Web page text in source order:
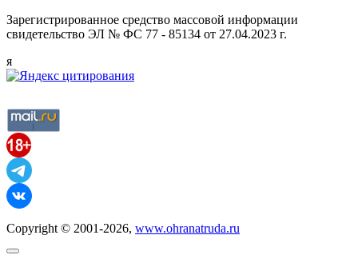
Зарегистрированное средство массовой информации
свидетельство ЭЛ № ФС 77 - 85134 от 27.04.2023 г.
я
Copyright © 2001-2026, www.ohranatruda.ru